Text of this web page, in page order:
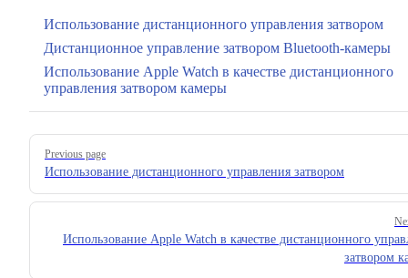
Использование дистанционного управления затвором
Дистанционное управление затвором Bluetooth-камеры
Использование Apple Watch в качестве дистанционного
управления затвором камеры
Pager
Previous page
Использование дистанционного управления затвором
Использование Apple Watch в качестве дистанционного
затвором